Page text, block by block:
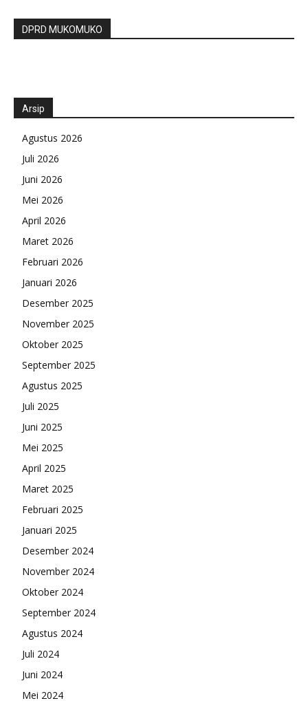
DPRD MUKOMUKO
Arsip
Agustus 2026
Juli 2026
Juni 2026
Mei 2026
April 2026
Maret 2026
Februari 2026
Januari 2026
Desember 2025
November 2025
Oktober 2025
September 2025
Agustus 2025
Juli 2025
Juni 2025
Mei 2025
April 2025
Maret 2025
Februari 2025
Januari 2025
Desember 2024
November 2024
Oktober 2024
September 2024
Agustus 2024
Juli 2024
Juni 2024
Mei 2024